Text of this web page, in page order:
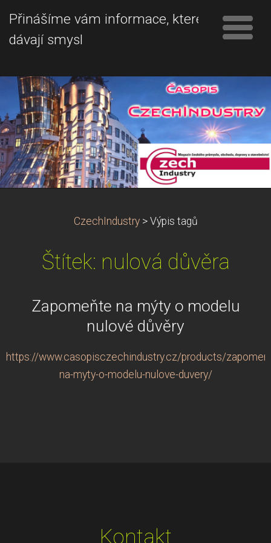
Přinášíme vám informace, které
dávají smysl
CzechIndustry > Výpis tagů
Štítek: nulová důvěra
Zapomeňte na mýty o modelu
nulové důvěry
https://www.casopisczechindustry.cz/products/
na-myty-o-modelu-nulove-duvery/
Kontakt